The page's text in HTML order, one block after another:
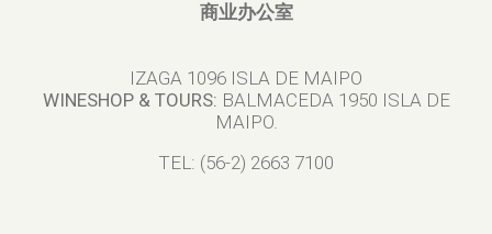
商业办公室
IZAGA 1096 ISLA DE MAIPO
WINESHOP & TOURS: BALMACEDA 1950 ISLA DE
MAIPO.
TEL: (56-2) 2663 7100